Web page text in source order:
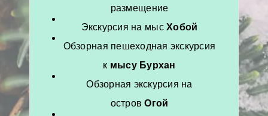
размещение
Экскурсия на мысХобой
Обзорная пешеходная экскурсия
к мысу Бурхан
Обзорная экскурсия на
островОгой